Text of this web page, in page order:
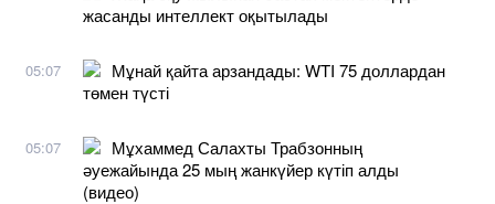
жасанды интеллект оқытылады
05:07
Мұнай қайта арзандады: WTI 75 доллардан
төмен түсті
05:07
Мұхаммед Салахты Трабзонның
әуежайында 25 мың жанкүйер күтіп алды
(видео)